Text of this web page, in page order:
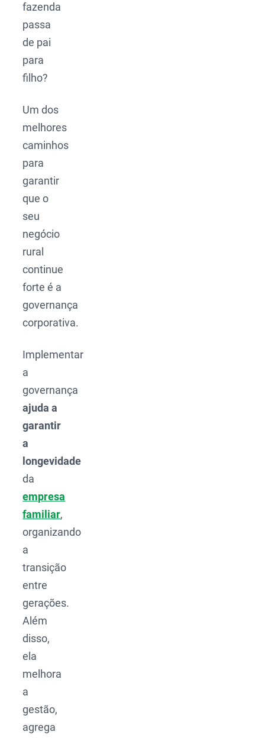
fazenda
passa
de pai
para
filho?
Um dos
melhores
caminhos
para
garantir
que o
seu
negócio
rural
continue
forte é a
governança
corporativa.
Implementar
a
governança
ajuda a
garantir
a
longevidade
da
empresa
familiar,
organizando
a
transição
entre
gerações.
Além
disso,
ela
melhora
a
gestão,
agrega